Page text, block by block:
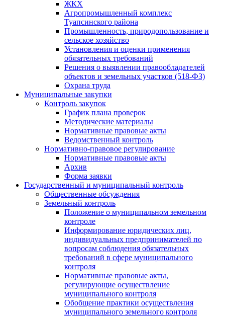
ЖКХ
Агропромышленный комплекс
Туапсинского района
Промышленность, природопользование и
сельское хозяйство
Установления и оценки применения
обязательных требований
Решения о выявлении правообладателей
объектов и земельных участков (518-ФЗ)
Охрана труда
Муниципальные закупки
Контроль закупок
График плана проверок
Методические материалы
Нормативные правовые акты
Ведомственный контроль
Нормативно-правовое регулирование
Нормативные правовые акты
Архив
Форма заявки
Государственный и муниципальный контроль
Общественные обсуждения
Земельный контроль
Положение о муниципальном земельном
контроле
Информирование юридических лиц,
индивидуальных предпринимателей по
вопросам соблюдения обязательных
требований в сфере муниципального
контроля
Нормативные правовые акты,
регулирующие осуществление
муниципального контроля
Обобщение практики осуществления
муниципального земельного контроля